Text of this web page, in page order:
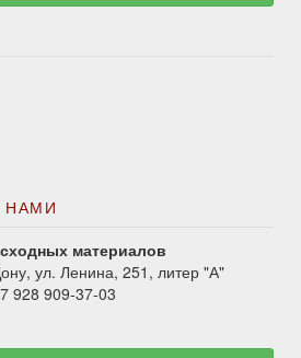
НАМИ
материалов
ул. Ленина, 251, литер "А"
928 909-37-03